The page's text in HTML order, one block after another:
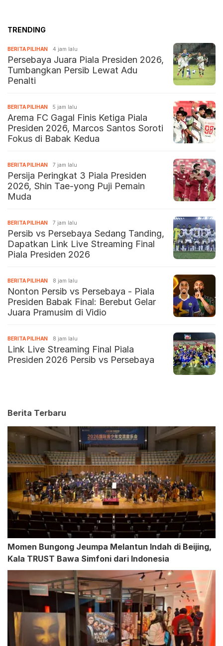
TRENDING
BERITA PILIHAN 4 jam lalu
Persebaya Juara Piala Presiden 2026,
Tumbangkan Persib Lewat Adu
Penalti
BERITA PILIHAN 5 jam lalu
Arema FC Gagal Finis Ketiga Piala
Presiden 2026, Marcos Santos Soroti
Fokus di Babak Kedua
BERITA PILIHAN 7 jam lalu
Persija Peringkat 3 Piala Presiden
2026, Shin Tae-yong Puji Pemain
Muda
BERITA PILIHAN 7 jam lalu
Persib vs Persebaya Sedang Tanding,
Dapatkan Link Live Streaming Final
Piala Presiden 2026
BERITA PILIHAN 8 jam lalu
Nonton Persib vs Persebaya - Piala
Presiden Babak Final: Berebut Gelar
Juara Pramusim di Vidio
BERITA PILIHAN 8 jam lalu
Link Live Streaming Final Piala
Presiden 2026 Persib vs Persebaya
Berita Terbaru
Momen Bungong Jeumpa Melantun Indah di Beijing,
Kala TRUST Bawa Simfoni dari Indonesia